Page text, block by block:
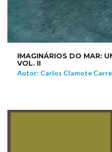
IMAGINÁRIOS DO MAR:
VOL. II
Autor: Carlos Clamote